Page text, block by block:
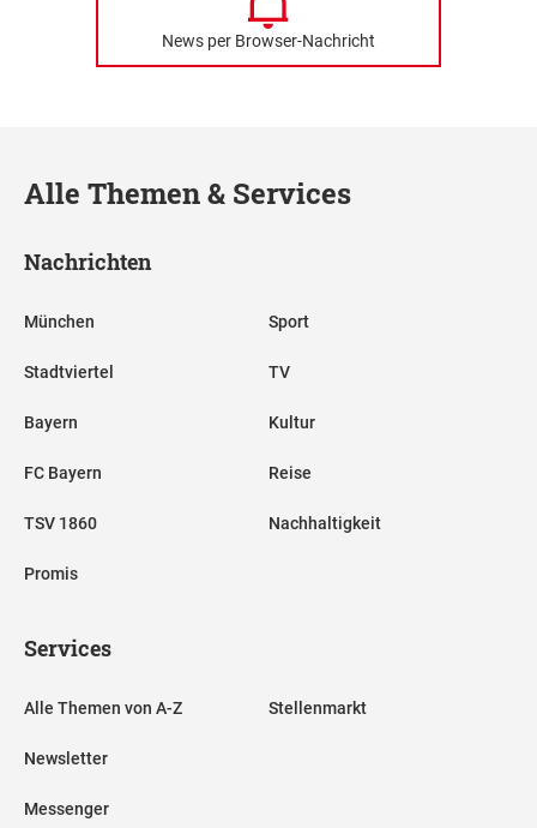
News per Browser-Nachricht
Alle Themen & Services
Nachrichten
München
Stadtviertel
Bayern
FC Bayern
TSV 1860
Promis
Sport
TV
Kultur
Reise
Nachhaltigkeit
Services
Alle Themen von A-Z
Newsletter
Messenger
Stellenmarkt